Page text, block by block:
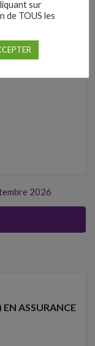
2026
ASSURANCE
sur
de TOUS les